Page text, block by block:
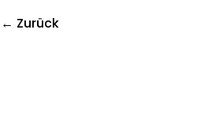
← Zurück